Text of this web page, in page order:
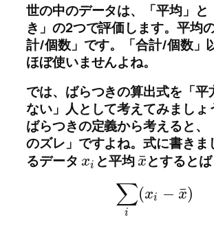
世の中のデータは、「平均」と
き」の2つで評価します。平均
計/個数」です。「合計/個数」
ほぼ使いませんよね。
では、ばらつきの算出式を「平
ない」人として考えてみましょ
ばらつきの定義から考えると、
のズレ」 ですよね。式に書きま
るデータ xi と平均x
¯とすると
∑
i
(xi − x
¯)